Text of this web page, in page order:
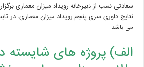
سعادتی نسب از دبیرخانه رویداد میزان معماری
می باشد:
الف) پروژه های شایسته